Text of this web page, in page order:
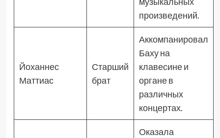
произведений.
Йоханнес
Маттиас
Старший
брат
Аккомпанировал
Баху на
клавесине и
органе в
различных
концертах.
Оказала